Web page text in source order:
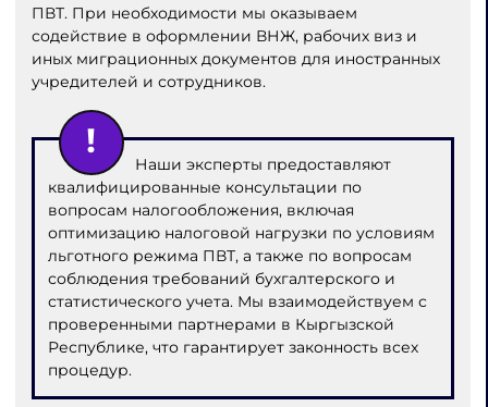
ПВТ. При необходимости мы оказываем
содействие в оформлении ВНЖ, рабочих виз и
иных миграционных документов для иностранных
учредителей и сотрудников.
Наши эксперты предоставляют
квалифицированные консультации по
вопросам налогообложения, включая
оптимизацию налоговой нагрузки по условиям
льготного режима ПВТ, а также по вопросам
соблюдения требований бухгалтерского и
статистического учета. Мы взаимодействуем с
проверенными партнерами в Кыргызской
Республике, что гарантирует законность всех
процедур.